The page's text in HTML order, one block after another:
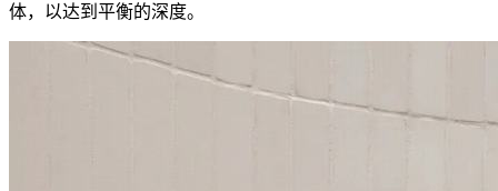
体，以达到平衡的深度。